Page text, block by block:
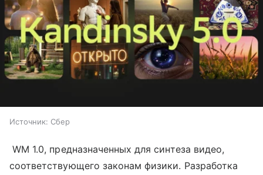
Источник: Сбер
WM 1.0, предназначенных для синтеза видео,
соответствующего законам физики. Разработка